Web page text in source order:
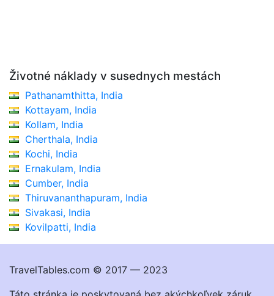
Životné náklady v susednych mestách
Pathanamthitta, India
Kottayam, India
Kollam, India
Cherthala, India
Kochi, India
Ernakulam, India
Cumber, India
Thiruvananthapuram, India
Sivakasi, India
Kovilpatti, India
TravelTables.com © 2017 — 2023